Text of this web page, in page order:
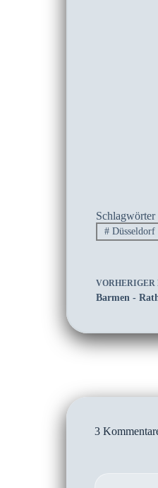
Schlagwörter
# Düsseldorf
VORHERIGER
Barmen -
3